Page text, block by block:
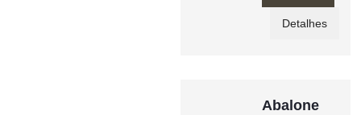
Detalhes
Abalone